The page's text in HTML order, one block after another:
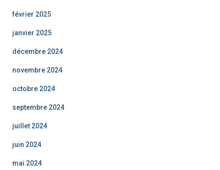
février 2025
janvier 2025
décembre 2024
novembre 2024
octobre 2024
septembre 2024
juillet 2024
juin 2024
mai 2024